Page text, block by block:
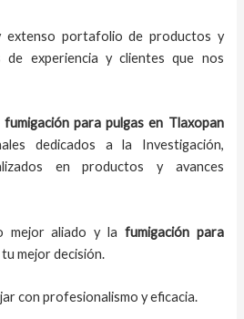
extenso portafolio de productos y
de experiencia y clientes que nos
fumigación para pulgas en Tlaxopan
dedicados a la Investigación,
en productos y avances
mejor aliado y la fumigación para
mejor decisión.
con profesionalismo y eficacia.